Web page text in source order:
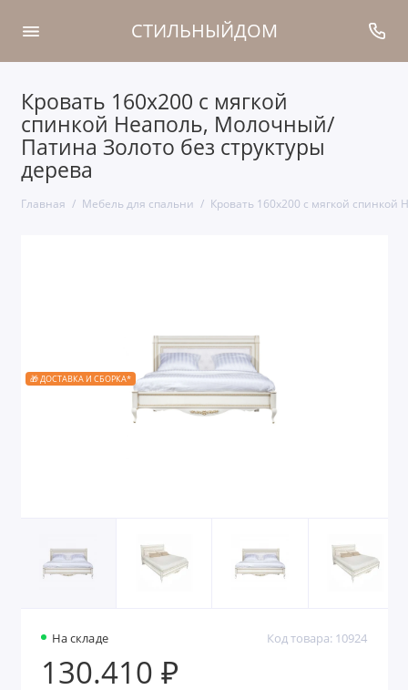
СТИЛЬНЫЙДОМ
Кровать 160x200 с мягкой
спинкой Неаполь, Молочный/
Патина Золото без структуры
дерева
Главная Мебель для спальни Кровать 160x200 с мягкой
🎁 ДОСТАВКА И СБОРКА*
На складе Код товара: 10924
130.410 ₽